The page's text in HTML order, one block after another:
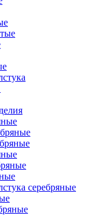
серебряные